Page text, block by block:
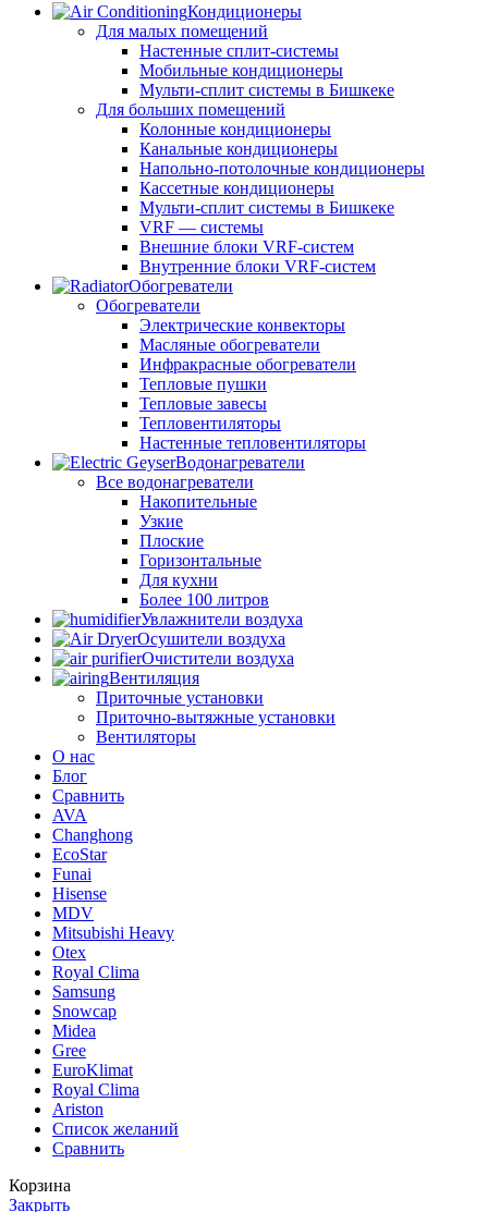
Кондиционеры
Для малых помещений
Настенные сплит-системы
Мобильные кондиционеры
Мульти-сплит системы в Бишкеке
Для больших помещений
Колонные кондиционеры
Канальные кондиционеры
Напольно-потолочные кондиционеры
Кассетные кондиционеры
Мульти-сплит системы в Бишкеке
VRF — системы
Внешние блоки VRF-систем
Внутренние блоки VRF-систем
Обогреватели
Обогреватели
Электрические конвекторы
Масляные обогреватели
Инфракрасные обогреватели
Тепловые пушки
Тепловые завесы
Тепловентиляторы
Настенные тепловентиляторы
Водонагреватели
Все водонагреватели
Накопительные
Узкие
Плоские
Горизонтальные
Для кухни
Более 100 литров
Увлажнители воздуха
Осушители воздуха
Очистители воздуха
Вентиляция
Приточные установки
Приточно-вытяжные установки
Вентиляторы
О нас
Блог
Сравнить
AVA
Changhong
EcoStar
Funai
Hisense
MDV
Mitsubishi Heavy
Otex
Royal Clima
Samsung
Snowcap
Midea
Gree
EuroKlimat
Royal Clima
Ariston
Список желаний
Сравнить
Корзина
Закрыть